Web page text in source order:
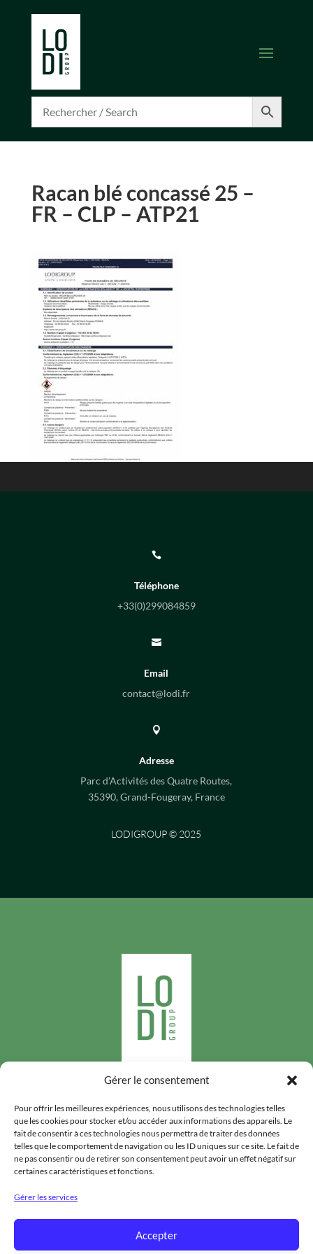
Gérer le consentement
Pour offrir les meilleures expériences, nous utilisons des technologies telles
que les cookies pour stocker et/ou accéder aux informations des appareils. Le
fait de consentir à ces technologies nous permettra de traiter des données
telles que le comportement de navigation ou les ID uniques sur ce site. Le fait de
ne pas consentir ou de retirer son consentement peut avoir un effet négatif sur
certaines caractéristiques et fonctions.
Gérer les services
Accepter
Racan blé concassé 25 –
FR – CLP – ATP21

Téléphone
+33(0)299084859

Email
contact@lodi.fr

Adresse
Parc d’Activités des Quatre Routes,
35390, Grand-Fougeray, France
LODIGROUP © 2025
Suivez-nous
DENRÉES STOCKÉES